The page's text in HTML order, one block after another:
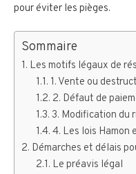
pour éviter les pièges.
Sommaire
Les motifs légaux de
1. Vente ou
2. Défaut de
3. Modification du
4. Les lois Hamon
Démarches et délais
Le préavis légal